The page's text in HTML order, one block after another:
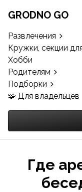
GRODNO GO
Развлечения
Кружки, секции
Хобби
Родителям
Подборки
🧩 Для владельцев
Где